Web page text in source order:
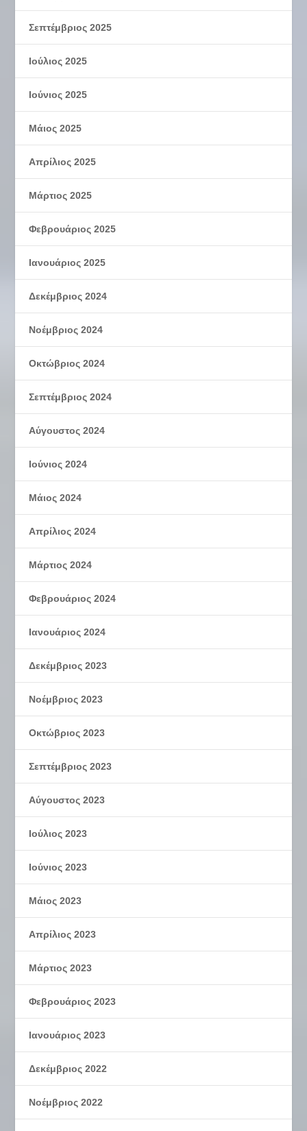
Σεπτέμβριος 2025
Ιούλιος 2025
Ιούνιος 2025
Μάιος 2025
Απρίλιος 2025
Μάρτιος 2025
Φεβρουάριος 2025
Ιανουάριος 2025
Δεκέμβριος 2024
Νοέμβριος 2024
Οκτώβριος 2024
Σεπτέμβριος 2024
Αύγουστος 2024
Ιούνιος 2024
Μάιος 2024
Απρίλιος 2024
Μάρτιος 2024
Φεβρουάριος 2024
Ιανουάριος 2024
Δεκέμβριος 2023
Νοέμβριος 2023
Οκτώβριος 2023
Σεπτέμβριος 2023
Αύγουστος 2023
Ιούλιος 2023
Ιούνιος 2023
Μάιος 2023
Απρίλιος 2023
Μάρτιος 2023
Φεβρουάριος 2023
Ιανουάριος 2023
Δεκέμβριος 2022
Νοέμβριος 2022